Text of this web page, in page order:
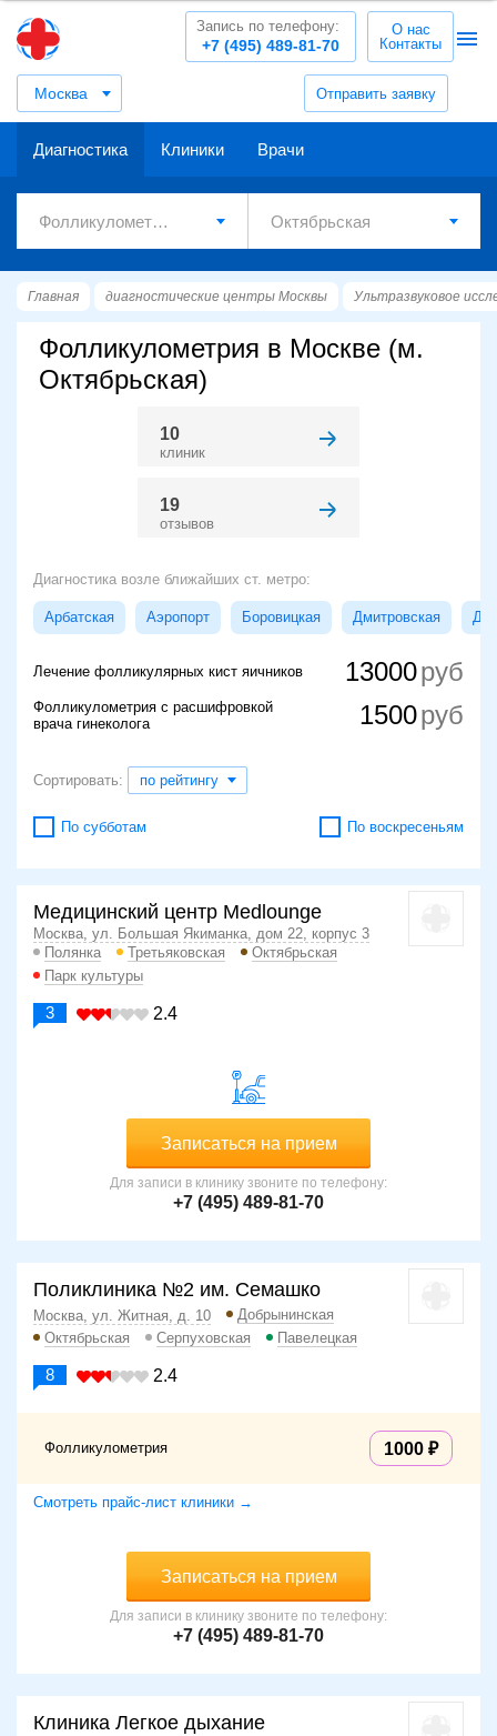
Москва Отправить заявку
+7 (495) 489-81-70
Запись по телефону:
О нас
Контакты
Диагностика Клиники Врачи
Главная диагностические центры Москвы Ультразвуковое
Фолликулометрия в Москве (м.
Октябрьская)
10
клиник
19
отзывов
Диагностика возле ближайших ст. метро:
Арбатская Аэропорт Боровицкая Дмитровская
Лечение фолликулярных кист яичников 13000
Фолликулометрия с расшифровкой
врача гинеколога
1500
Сортировать: по рейтингу
По субботам По воскресеньям
Медицинский центр Medlounge
Москва, ул. Большая Якиманка, дом 22, корпус 3
Полянка
Третьяковская
Октябрьская
Парк культуры
3 2.4
Записаться на прием
Для записи в клинику звоните по телефону:
+7 (495) 489-81-70
Поликлиника №2 им. Семашко
Москва, ул. Житная, д. 10
Добрынинская
Октябрьская
Серпуховская Павелецкая
8 2.4
Фолликулометрия 1000
Смотреть прайс-лист клиники →
Записаться на прием
Для записи в клинику звоните по телефону:
+7 (495) 489-81-70
Клиника Легкое дыхание